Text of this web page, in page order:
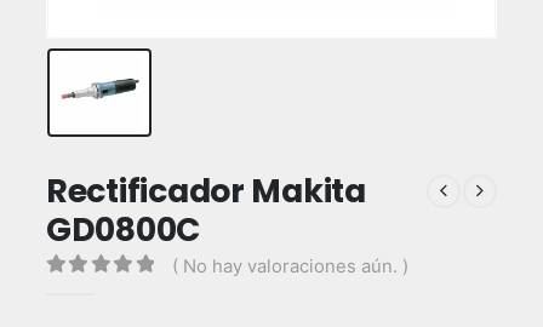
Rectificador Makita
GD0800C
( No hay valoraciones aún. )